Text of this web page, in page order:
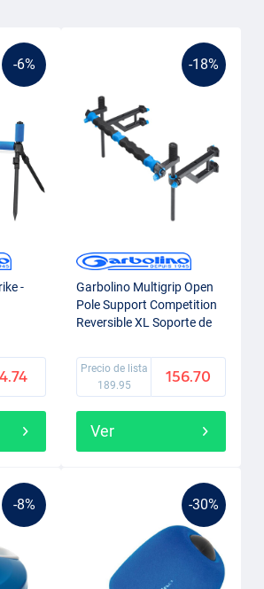
-6%
-
-18%
Garbolino Multigrip Open
Pole Support Competition
Reversible XL Soporte de
Precio de lista
189.95
156.70
Ver
-8% -30%